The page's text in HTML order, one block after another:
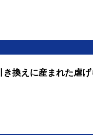
換えに産まれた虐げ